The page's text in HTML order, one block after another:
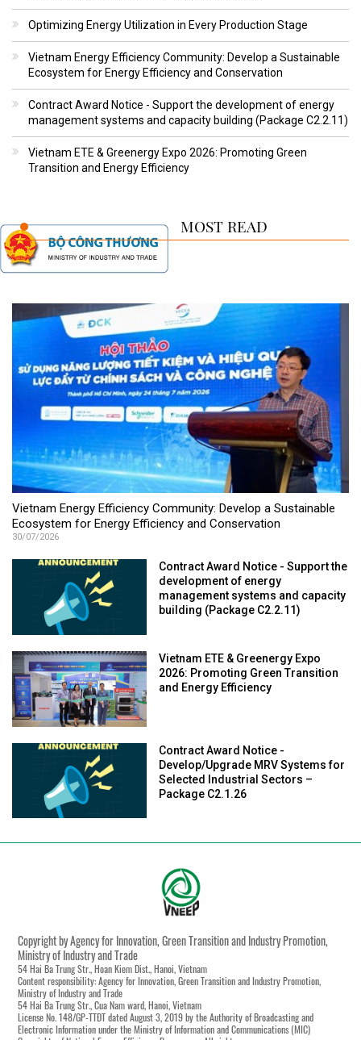
Optimizing Energy Utilization in Every Production Stage
Vietnam Energy Efficiency Community: Develop a Sustainable
Ecosystem for Energy Efficiency and Conservation
Contract Award Notice - Support the development of energy
management systems and capacity building (Package C2.2.11)
Vietnam ETE & Greenergy Expo 2026: Promoting Green
Transition and Energy Efficiency
MOST READ
Vietnam Energy Efficiency Community: Develop a Sustainable
Ecosystem for Energy Efficiency and Conservation
30/07/2026
Contract Award Notice - Support the
development of energy
management systems and capacity
building (Package C2.2.11)
Vietnam ETE & Greenergy Expo
2026: Promoting Green Transition
and Energy Efficiency
Contract Award Notice -
Develop/Upgrade MRV Systems for
Selected Industrial Sectors –
Package C2.1.26
Copyright by Agency for Innovation, Green Transition and Industry Promotion,
Ministry of Industry and Trade
54 Hai Ba Trung Str., Hoan Kiem Dist., Hanoi, Vietnam
Content responsibility: Agency for Innovation, Green Transition and Industry Promotion,
Ministry of Industry and Trade
54 Hai Ba Trung Str., Cua Nam ward, Hanoi, Vietnam
License No. 148/GP-TTĐT dated August 3, 2019 by the Authority of Broadcasting and
Electronic Information under the Ministry of Information and Communications (MIC)